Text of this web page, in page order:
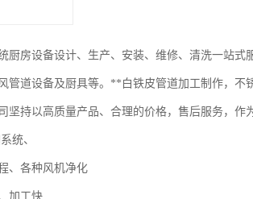
厨房设备设计、生产、安装、维修、清洗一站式
管道设备及厨具等。**白铁皮管道加工制作，不
持以高质量产品、合理的价格，售后服务，作
统、
、各种风机净化
加工快